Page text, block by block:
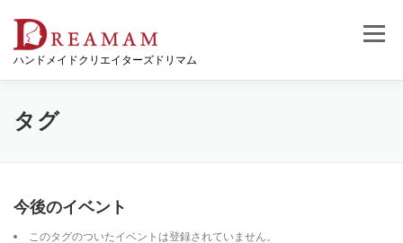
ツ
ハンドメイドクリエイターズドリマム
メニュー
タグ
今後のイベント
このタグのついたイベントは登録されていません。